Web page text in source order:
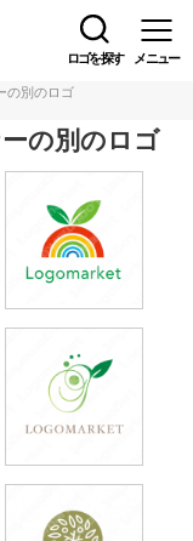
ロゴを探す メニュー
の別のロゴ
の別のロゴ